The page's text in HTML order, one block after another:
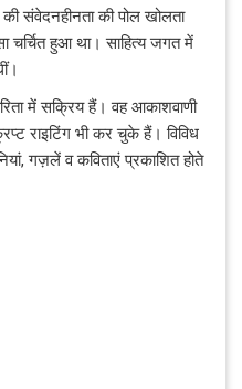
संवेदनहीनता की पोल खोलता
चर्चित हुआ था। साहित्य जगत में
में सक्रिय हैं। वह आकाशवाणी
राइटिंग भी कर चुके हैं। विविध
गज़लें व कविताएं प्रकाशित होते